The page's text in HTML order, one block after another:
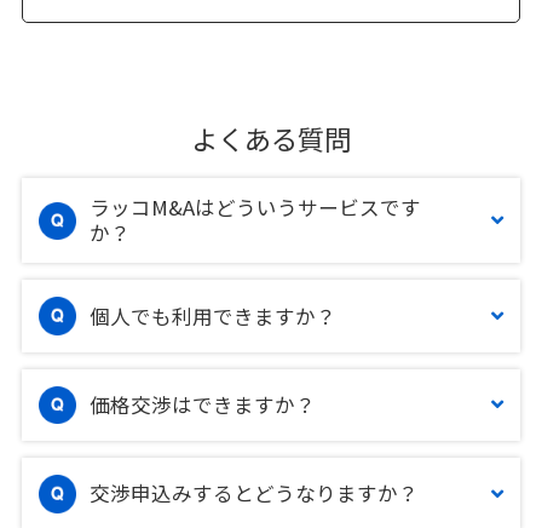
よくある質問
ラッコM&Aはどういうサービスです
か？
個人でも利用できますか？
価格交渉はできますか？
交渉申込みするとどうなりますか？